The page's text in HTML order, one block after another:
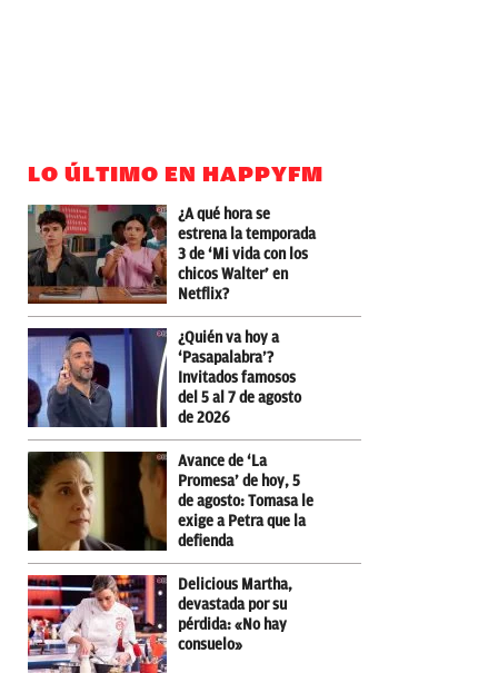
LO ÚLTIMO EN HAPPYFM
¿A qué hora se
estrena la temporada
3 de ‘Mi vida con los
chicos Walter’ en
Netflix?
¿Quién va hoy a
‘Pasapalabra’?
Invitados famosos
del 5 al 7 de agosto
de 2026
Avance de ‘La
Promesa’ de hoy, 5
de agosto: Tomasa le
exige a Petra que la
defienda
Delicious Martha,
devastada por su
pérdida: «No hay
consuelo»